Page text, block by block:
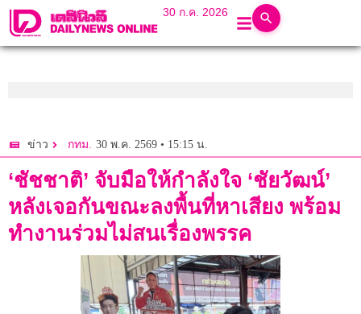
30 ก.ค. 2026
ข่าว กทม. 30 พ.ค. 2569 • 15:15 น.
‘ชัชชาติ’ จับมือให้กำลังใจ ‘ชัยวัฒน์’
หลังเจอกันขณะลงพื้นที่หาเสียง พร้อม
ทำงานร่วมไม่สนเรื่องพรรค